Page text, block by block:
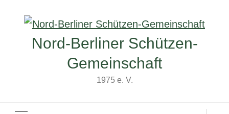
Nord-Berliner Schützen-
Gemeinschaft
1975 e. V.